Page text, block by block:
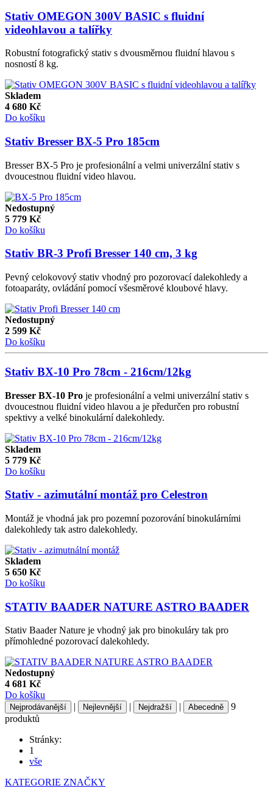
Stativ OMEGON 300V BASIC s fluidní
videohlavou a talířky
Robustní fotografický stativ s dvousměrnou fluidní hlavou s
nosností 8 kg.
Skladem
4 680 Kč
Do košíku
Stativ Bresser BX-5 Pro 185cm
Bresser BX-5 Pro je profesionální a velmi univerzální stativ s
dvoucestnou fluidní video hlavou.
Nedostupný
5 779 Kč
Do košíku
Stativ BR-3 Profi Bresser 140 cm, 3 kg
Pevný celokovový stativ vhodný pro pozorovací dalekohledy a
fotoaparáty, ovládání pomocí všesměrové kloubové hlavy.
Nedostupný
2 599 Kč
Do košíku
Stativ BX-10 Pro 78cm - 216cm/12kg
Bresser BX-10 Pro je profesionální a velmi univerzální stativ s
dvoucestnou fluidní video hlavou a je předurčen pro robustní
spektivy a velké binokulární dalekohledy.
Skladem
5 779 Kč
Do košíku
Stativ - azimutální montáž pro Celestron
Montáž je vhodná jak pro pozemní pozorování binokulárními
dalekohledy tak astro dalekohledy.
Skladem
5 650 Kč
Do košíku
STATIV BAADER NATURE ASTRO BAADER
Stativ Baader Nature je vhodný jak pro binokuláry tak pro
přímohledné pozorovací dalekohledy.
Nedostupný
4 681 Kč
Do košíku
Nejprodávanější | Nejlevnější | Nejdražší | Abecedně
9
produktů
Stránky:
1
vše
KATEGORIE ZNAČKY